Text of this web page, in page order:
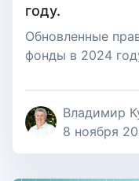
году.
Обновленные
фонды в 2024
Владимир
8 ноября